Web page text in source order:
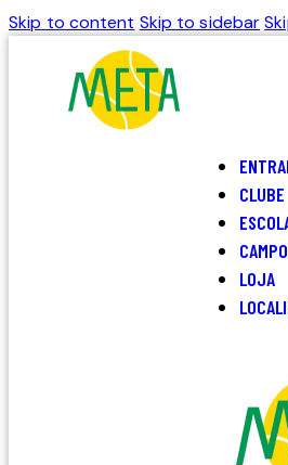
Skip to content Skip to sidebar
CLUBE
LOJA